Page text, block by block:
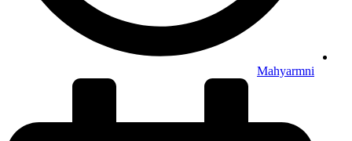
Mahyarmni